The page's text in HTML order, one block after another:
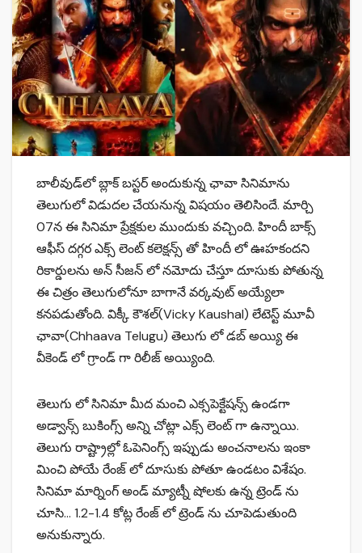
బాలీవుడ్‌లో బ్లాక్ బ‌స్ట‌ర్ అందుకున్న ఛావా సినిమాను
తెలుగులో విడుద‌ల చేయ‌నున్న విష‌యం తెలిసిందే. మార్చి
07న ఈ సినిమా ప్రేక్ష‌కుల ముందుకు వచ్చింది. హిందీ బాక్స్
ఆఫీస్ దగ్గర ఎక్స్ లెంట్ కలెక్షన్స్ తో హిందీ లో ఊహకందని
రికార్డులను అన్ సీజన్ లో నమోదు చేస్తూ దూసుకు పోతున్న
ఈ చిత్రం తెలుగులోనూ బాగానే వర్కవుట్ అయ్యేలా
కనపడుతోంది. విక్కీ కౌశల్(Vicky Kaushal) లేటెస్ట్ మూవీ
ఛావా(Chhaava Telugu) తెలుగు లో డబ్ అయ్యి ఈ
వీకెండ్ లో గ్రాండ్ గా రిలీజ్ అయ్యింది.
తెలుగు లో సినిమా మీద మంచి ఎక్సపెక్టేషన్స్ ఉండగా
అడ్వాన్స్ బుకింగ్స్ అన్ని చోట్లా ఎక్స్ లెంట్ గా ఉన్నాయి.
తెలుగు రాష్ట్రాల్లో ఓపెనింగ్స్ ఇప్పుడు అంచనాలను ఇంకా
మించి పోయే రేంజ్ లో దూసుకు పోతూ ఉండటం విశేషం.
సినిమా మార్నింగ్ అండ్ మ్యాట్నీ షోలకు ఉన్న ట్రెండ్ ను
చూసి… 1.2-1.4 కోట్ల రేంజ్ లో ట్రెండ్ ను చూపెడుతుంది
అనుకున్నారు.